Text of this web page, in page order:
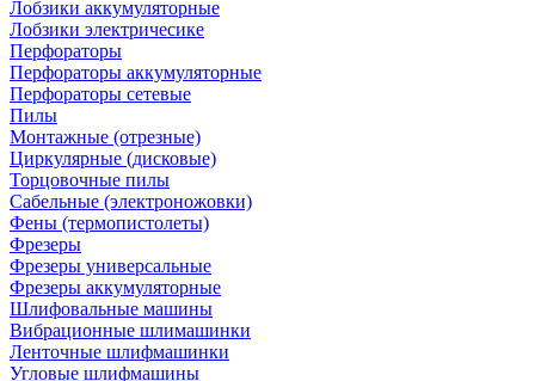
Лобзики аккумуляторные
Лобзики электричесике
Перфораторы
Перфораторы аккумуляторные
Перфораторы сетевые
Пилы
Монтажные (отрезные)
Циркулярные (дисковые)
Торцовочные пилы
Сабельные (электроножовки)
Фены (термопистолеты)
Фрезеры
Фрезеры универсальные
Фрезеры аккумуляторные
Шлифовальные машины
Вибрационные шлимашинки
Ленточные шлифмашинки
Угловые шлифмашины